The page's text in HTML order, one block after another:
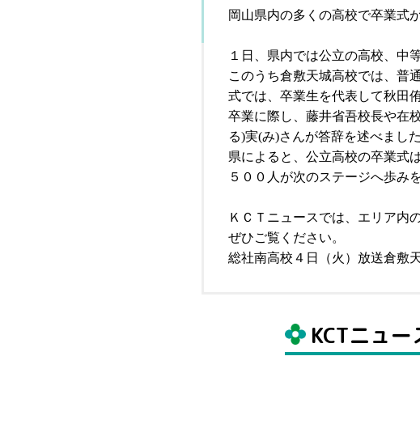
岡山県内の多くの高校で卒業式
１日、県内では公立の高校、中
このうち倉敷天城高校では、普
式では、卒業生を代表して秋田
卒業に際し、藤井省吾校長や在
る)実(み)さんが答辞を述べました
県によると、公立高校の卒業式
５００人が次のステージへ歩み
ＫＣＴニュースでは、エリア内
ぜひご覧ください。
総社南高校４日（火）放送倉敷
KCTニュ